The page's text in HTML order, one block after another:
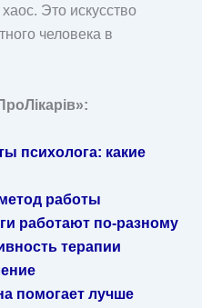
Это искусство
человека в
психолога: какие
работы
работают по-разному
терапии
помогает лучше